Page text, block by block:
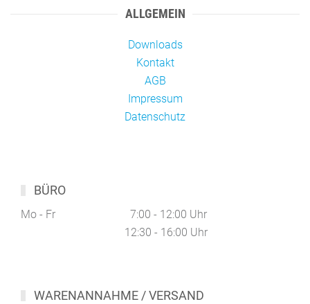
ALLGEMEIN
Downloads
Kontakt
AGB
Impressum
Datenschutz
BÜRO
Mo - Fr
7:00 - 12:00 Uhr
12:30 - 16:00 Uhr
WARENANNAHME / VERSAND